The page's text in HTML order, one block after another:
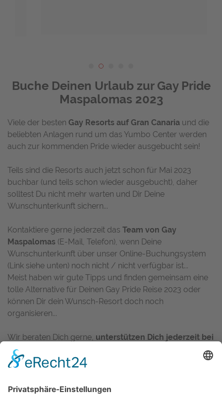
Buche Deinen Urlaub zur Gay Pride
Maspalomas 2023
Viele der besten Gay Resorts auf Gran Canaria und die
beliebten Anlagen rund um das Yumbo Center werden
auch zur kommenden Pride wieder ausgebucht sein!
Teils sind die Resorts auch jetzt schon für Mai 2023
buchbar (und teils schon wieder ausgebucht), daher
solltest Du nicht mehr warten und Dir Deine
Wunschunterkunft sichern...
Kontaktiere gerne jederzeit das Team von Gay
Maspalomas (E-Mail, Telefon), wenn Deine
Wunschunterkunft über unser Online-Buchungsystem
(Link siehe unten) noch nicht / nicht verfügbar ist...
Meist haben wir gute Tipps und finden gemeinsam eine
tolle Alternative für Deinen Gay Pride Reise 2023 oder
können Dir dein Wunsch-Resort doch noch
organisieren...
Wir beraten Dich gerne, unterstützen Dich jederzeit bei
Deiner Buchung
und kümmern uns um Alles (rund um
Deine Urlaubsbuchung), damit Du auch 2023 eine
Egal ob Pauschalreise, nur Hotel, Gay Resort oder